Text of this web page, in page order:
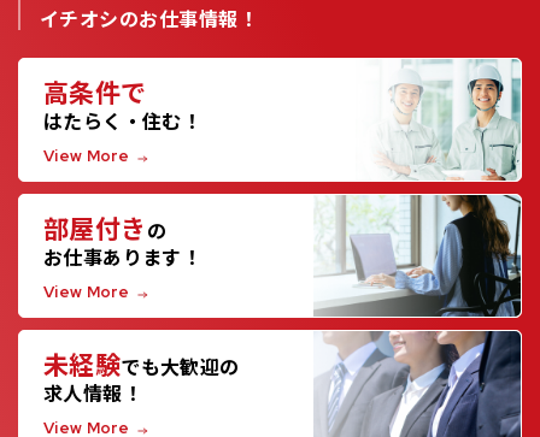
イチオシのお仕事情報！
高条件で
はたらく・住む！
View More
部屋付き の
お仕事あります！
View More
未経験でも大歓迎の
求人情報！
View More